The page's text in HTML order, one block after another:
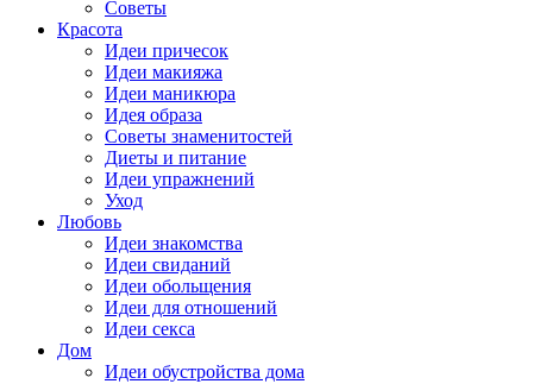
Советы
Красота
Идеи причесок
Идеи макияжа
Идеи маникюра
Идея образа
Советы знаменитостей
Диеты и питание
Идеи упражнений
Уход
Любовь
Идеи знакомства
Идеи свиданий
Идеи обольщения
Идеи для отношений
Идеи секса
Дом
Идеи обустройства дома